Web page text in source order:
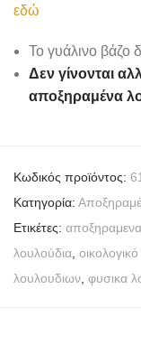
εδώ
Το γυάλινο βάζο
Δεν γίνονται
αποξηραμένα
Κωδικός προϊόντος:
Κατηγορία:
Ετικέτες:
λουλούδια,
λουλουδιων, φυσικα